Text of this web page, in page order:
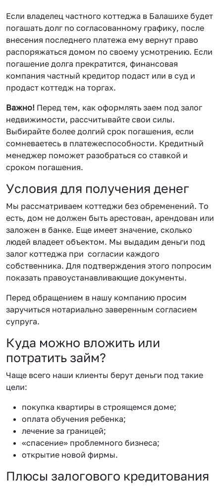
Если владелец частного коттеджа в Балашихе будет
погашать долг по согласованному графику, после
внесения последнего платежа ему вернут право
распоряжаться домом по своему усмотрению. Если
погашение долга прекратится, финансовая
компания частный кредитор подаст или в суд и
продаст коттедж на торгах.
Важно! Перед тем, как оформлять заем под залог
недвижимости, рассчитывайте свои силы.
Выбирайте более долгий срок погашения, если
сомневаетесь в платежеспособности. Кредитный
менеджер поможет разобраться со ставкой и
сроком погашения.
Условия для получения денег
Мы рассматриваем коттеджи без обременений. То
есть, дом не должен быть арестован, арендован или
заложен в банке. Еще имеет значение, сколько
людей владеет объектом. Мы выдадим деньги под
залог коттеджа при согласии каждого
собственника. Для подтверждения этого попросим
показать правоустанавливающие документы.
Перед обращением в нашу компанию просим
заручиться нотариально заверенным согласием
супруга.
Куда можно вложить или
потратить займ?
Чаще всего наши клиенты берут деньги под такие
цели:
покупка квартиры в строящемся доме;
оплата обучения ребенка;
лечение за границей;
«спасение» проблемного бизнеса;
открытие новой фирмы.
Плюсы залогового кредитования